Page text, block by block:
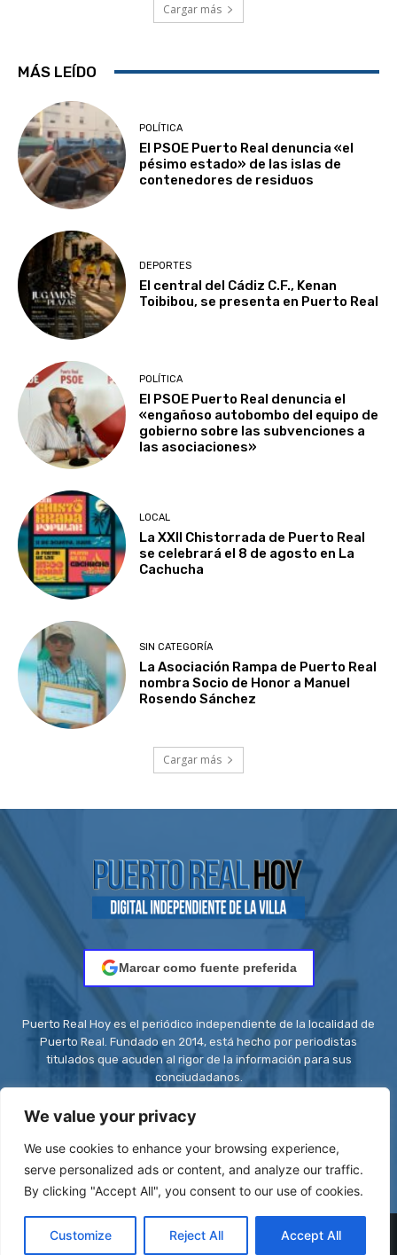
We value your privacy
We use cookies to enhance your browsing experience,
serve personalized ads or content, and analyze our traffic.
By clicking "Accept All", you consent to our use of cookies.
Customize Reject All Accept All
Cargar más
MÁS LEÍDO
POLÍTICA
El PSOE Puerto Real denuncia «el
pésimo estado» de las islas de
contenedores de residuos
DEPORTES
El central del Cádiz C.F., Kenan
Toibibou, se presenta en Puerto Real
POLÍTICA
El PSOE Puerto Real denuncia el
«engañoso autobombo del equipo de
gobierno sobre las subvenciones a
las asociaciones»
LOCAL
La XXII Chistorrada de Puerto Real
se celebrará el 8 de agosto en La
Cachucha
SIN CATEGORÍA
La Asociación Rampa de Puerto Real
nombra Socio de Honor a Manuel
Rosendo Sánchez
Cargar más
Marcar como fuente preferida
Puerto Real Hoy es el periódico independiente de la localidad de
Puerto Real. Fundado en 2014, está hecho por periodistas
titulados que acuden al rigor de la información para sus
conciudadanos.
Contacto: redaccion@puertorealhoy.es
© Be First SL - ISSN: 2444-3662 || Registro ROMDA Nº
RS8C2UZT5H | Stock images byDepositphotos
| Design images by